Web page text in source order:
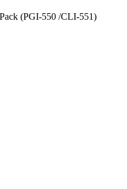
(PGI-550 /CLI-551)